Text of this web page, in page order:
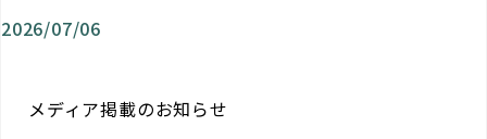
2026/07/06
メディア掲載のお知らせ